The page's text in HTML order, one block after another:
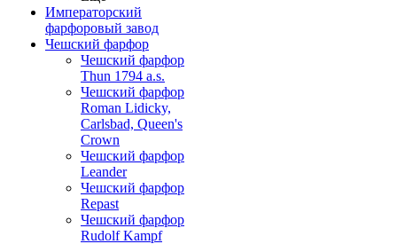
Императорский
фарфоровый завод
Чешский фарфор
Чешский фарфор
Thun 1794 a.s.
Чешский фарфор
Roman Lidicky,
Carlsbad, Queen's
Crown
Чешский фарфор
Leander
Чешский фарфор
Repast
Чешский фарфор
Rudolf Kampf